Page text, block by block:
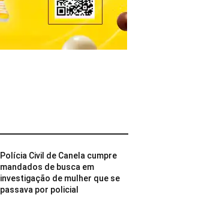
Polícia Civil de Canela cumpre
mandados de busca em
investigação de mulher que se
passava por policial